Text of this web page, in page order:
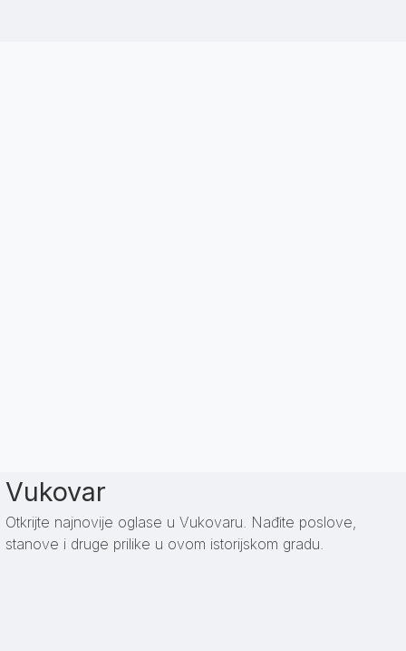
Vukovar
Otkrijte najnovije oglase u Vukovaru. Nađite poslove,
stanove i druge prilike u ovom istorijskom gradu.